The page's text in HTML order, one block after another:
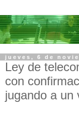
jueves, 6 de
Ley de
con
jugando a un